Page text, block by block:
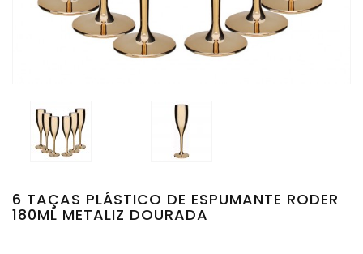
Taças
Taças
Taças
6 TAÇAS PLÁSTICO DE ESPUMANTE RODER
180ML METALIZ DOURADA